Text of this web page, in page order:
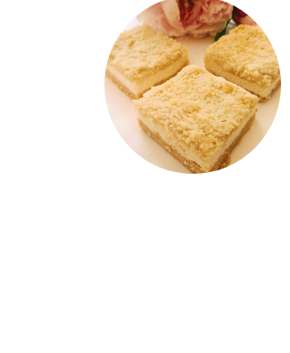
Sisaldab:
purupõhja ja
katet, kohupiima.
Gluteen, laktoos,
muna